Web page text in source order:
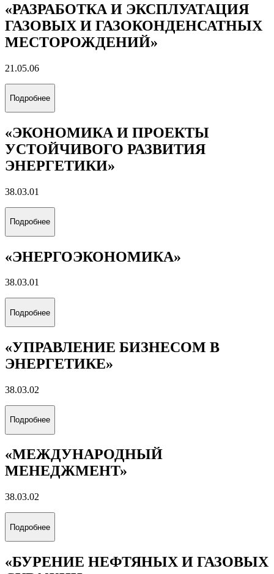
«РАЗРАБОТКА И ЭКСПЛУАТАЦИЯ
ГАЗОВЫХ И ГАЗОКОНДЕНСАТНЫХ
МЕСТОРОЖДЕНИЙ»
21.05.06
Подробнее
«ЭКОНОМИКА И ПРОЕКТЫ
УСТОЙЧИВОГО РАЗВИТИЯ
ЭНЕРГЕТИКИ»
38.03.01
Подробнее
«ЭНЕРГОЭКОНОМИКА»
38.03.01
Подробнее
«УПРАВЛЕНИЕ БИЗНЕСОМ В
ЭНЕРГЕТИКЕ»
38.03.02
Подробнее
«МЕЖДУНАРОДНЫЙ
МЕНЕДЖМЕНТ»
38.03.02
Подробнее
«БУРЕНИЕ НЕФТЯНЫХ И ГАЗОВЫХ